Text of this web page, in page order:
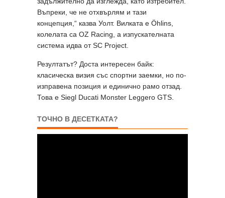
Въпреки, че не отхвърлям и тази
концепция,“ казва Уолт. Вилката е Öhlins,
колелата са OZ Racing, а изпускателната
система идва от SC Project.
Резултатът? Доста интересен байк:
класическа визия със спортни заемки, но по-
изправена позиция и единично рамо отзад.
Това е Siegl Ducati Monster Leggero GTS.
ТОЧНО В ДЕСЕТКАТА?